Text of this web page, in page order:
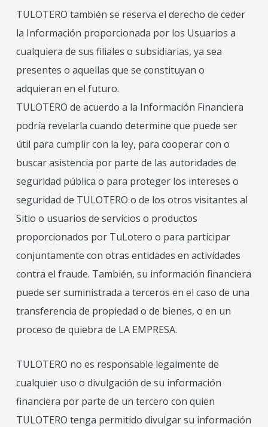
TULOTERO también se reserva el derecho de ceder
la Información proporcionada por los Usuarios a
cualquiera de sus filiales o subsidiarias, ya sea
presentes o aquellas que se constituyan o
adquieran en el futuro.
TULOTERO de acuerdo a la Información Financiera
podría revelarla cuando determine que puede ser
útil para cumplir con la ley, para cooperar con o
buscar asistencia por parte de las autoridades de
seguridad pública o para proteger los intereses o
seguridad de TULOTERO o de los otros visitantes al
Sitio o usuarios de servicios o productos
proporcionados por TuLotero o para participar
conjuntamente con otras entidades en actividades
contra el fraude. También, su información financiera
puede ser suministrada a terceros en el caso de una
transferencia de propiedad o de bienes, o en un
proceso de quiebra de LA EMPRESA.
TULOTERO no es responsable legalmente de
cualquier uso o divulgación de su información
financiera por parte de un tercero con quien
TULOTERO tenga permitido divulgar su información